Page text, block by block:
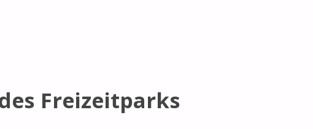
Freizeitparks